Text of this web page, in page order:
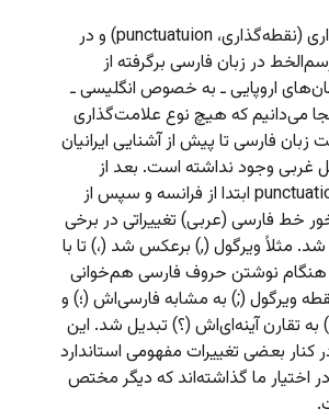
اصول علامت‌گذاری (نقطه‌گذاری، punctuatuion) و در
در زبان فارسی برگرفته از
اروپایی ـ به خصوص انگلیسی ـ
می‌دانیم که هیچ نوع علامت‌گذاری
فارسی تا پیش از آشنایی ایرانیان
غربی وجود نداشته است. بعد از
پذیرش اصول punctuation ابتدا از فرانسه و سپس از
خط فارسی (عربی) تغییراتی در برخی
مثلاً ویرگول (,) برعکس شد (،) تا با
نوشتن حروف فارسی هم‌خوانی
ویرگول (;) به مشابه فارسی‌اش (؛) و
تقارن آینه‌ای‌اش (؟) تبدیل شد. این
کنار بعضی تغییرات مفهومی استاندارد
اختیار ما گذاشته‌اند که دیگر مختص